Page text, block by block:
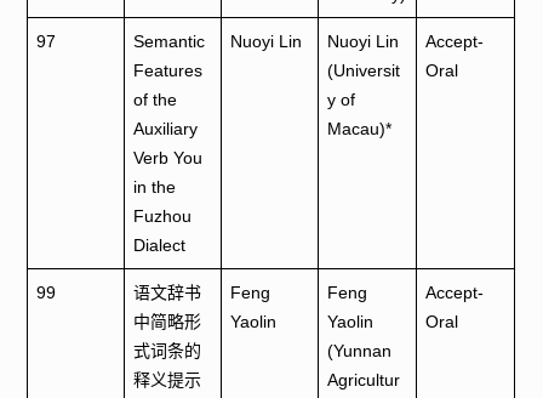
97
Semantic
Features
of the
Auxiliary
Verb You
in the
Fuzhou
Dialect
Nuoyi Lin
Nuoyi Lin
(Universit
y of
Macau)*
Accept-
Oral
99
语文辞书
中简略形
式词条的
释义提示
Feng
Yaolin
Feng
Yaolin
(Yunnan
Agricultur
Accept-
Oral